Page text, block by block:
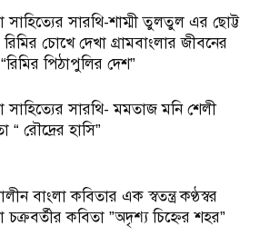
সাহিত্যের সারথি-শাম্মী তুলতুল এর ছোট্ট
চোখে দেখা গ্রামবাংলার জীবনের
পিঠাপুলির দেশ”
সাহিত্যের সারথি- মমতাজ মনি শেলী
“ রৌদ্রের হাসি”
বাংলা কবিতার এক স্বতন্ত্র কণ্ঠস্বর
চক্রবর্তীর কবিতা ”অদৃশ্য চিহ্নের শহর”